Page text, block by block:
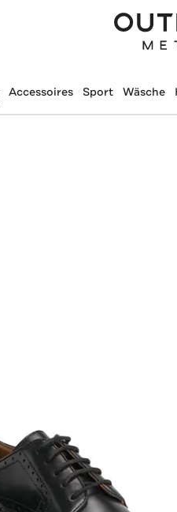
Accessoires Sport Wäsche